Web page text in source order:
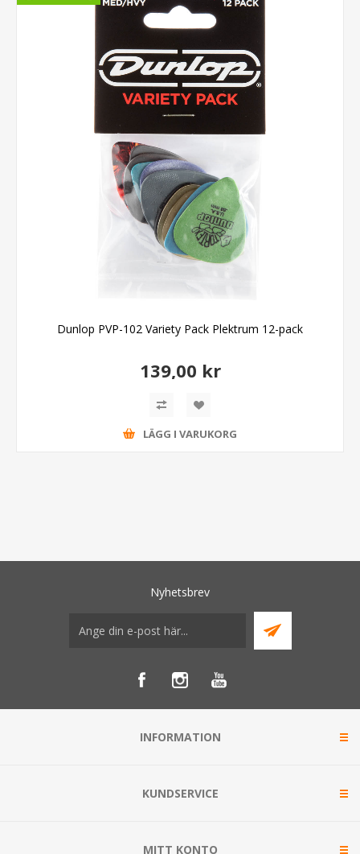
Dunlop PVP-102 Variety Pack Plektrum 12-pack
139,00 kr
LÄGG I VARUKORG
Nyhetsbrev
INFORMATION
KUNDSERVICE
MITT KONTO